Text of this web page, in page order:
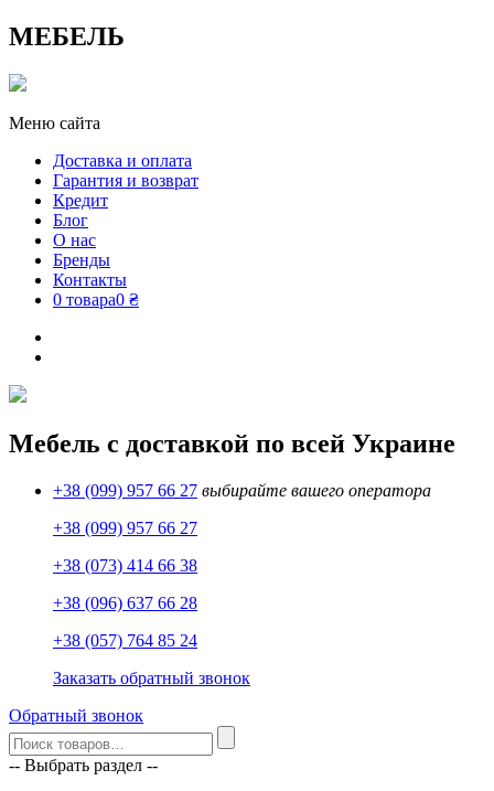
МЕБЕЛЬ
Меню сайта
Доставка и оплата
Гарантия и возврат
Кредит
Блог
О нас
Бренды
Контакты
0 товара0 ₴
Мебель с доставкой по всей Украине
+38 (099) 957 66 27 выбирайте вашего оператора
+38 (099) 957 66 27
+38 (073) 414 66 38
+38 (096) 637 66 28
+38 (057) 764 85 24
Заказать обратный звонок
Обратный звонок
-- Выбрать раздел --